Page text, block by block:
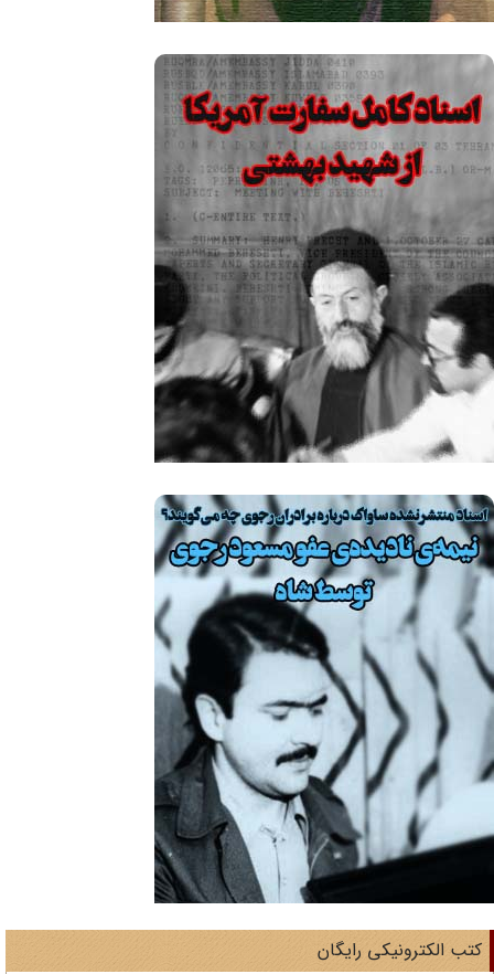
الکترونیکی رایگان